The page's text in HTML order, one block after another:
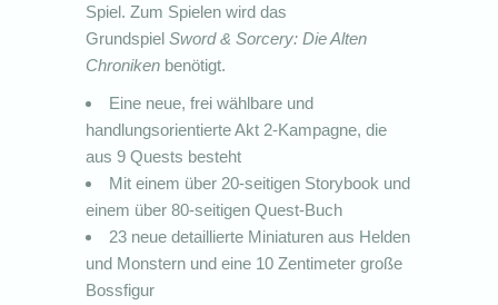
Spiel. Zum Spielen wird das
Grundspiel Sword & Sorcery: Die Alten
Chroniken benötigt.
Eine neue, frei wählbare und
handlungsorientierte Akt 2-Kampagne, die
aus 9 Quests besteht
Mit einem über 20-seitigen Storybook und
einem über 80-seitigen Quest-Buch
23 neue detaillierte Miniaturen aus Helden
und Monstern und eine 10 Zentimeter große
Bossfigur